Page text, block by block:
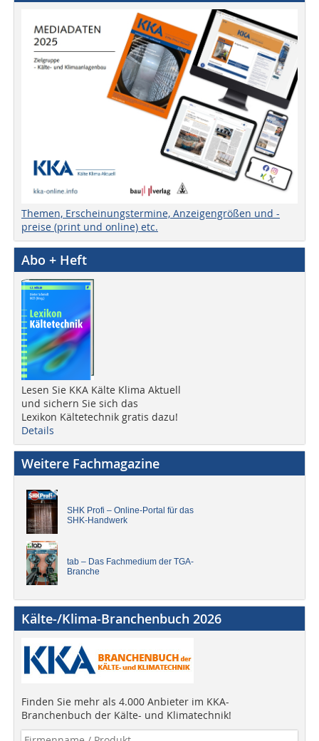
Themen, Erscheinungstermine, Anzeigengrößen und -
preise (print und online) etc.
Abo + Heft
Lesen Sie KKA Kälte Klima Aktuell
und sichern Sie sich das
Lexikon Kältetechnik gratis dazu!
Details
Weitere Fachmagazine
SHK Profi – Online-Portal für das
SHK-Handwerk
tab – Das Fachmedium der TGA-
Branche
Kälte-/Klima-Branchenbuch 2026
Finden Sie mehr als 4.000 Anbieter im KKA-
Branchenbuch der Kälte- und Klimatechnik!